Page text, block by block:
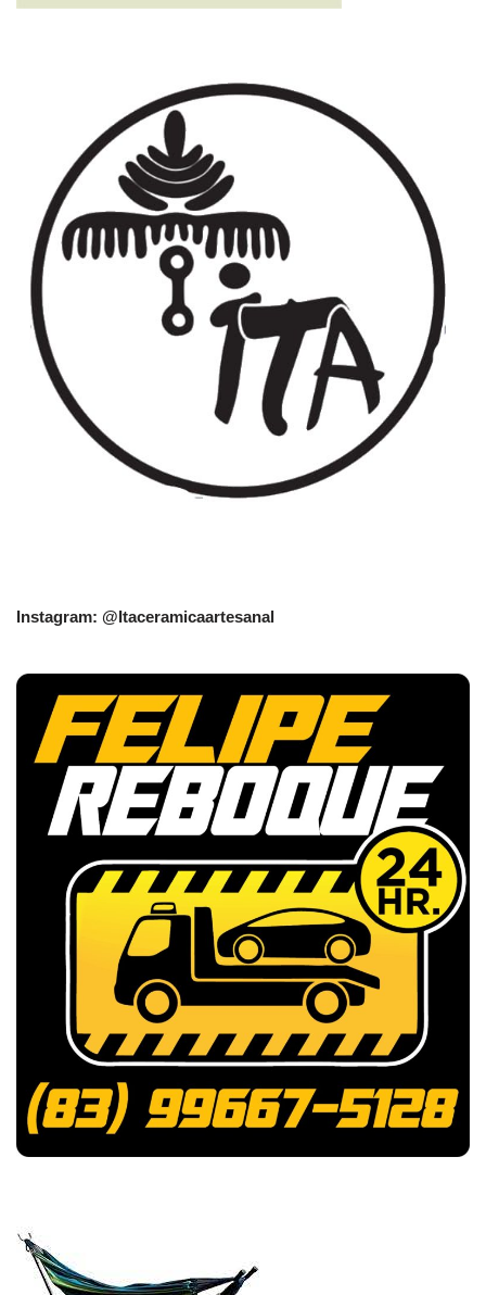
Instagram: @Itaceramicaartesanal